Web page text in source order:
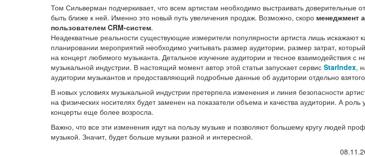
Том Сильверман подчеркивает, что всем артистам необходимо выстраивать доверительные
быть ближе к ней. Именно это новый путь увеличения продаж. Возможно, скоро менеджмент
пользователем CRM-систем.
Неадекватные реальности существующие измерители популярности артиста лишь искажают
планировании мероприятий необходимо учитывать размер аудитории, размер затрат,
на концерт любимого музыканта. Детальное изучение аудитории и тесное взаимодействия с
музыкальной индустрии. В настоящий момент автор этой статьи запускает сервис StarIndex,
аудитории музыкантов и предоставляющий подробные данные об аудитории отдельно
В новых условиях музыкальной индустрии претерпела изменения и линия безопасности
на физических носителях будет заменен на показатели объема и качества аудитории. А роль
концерты еще более возросла.
Важно, что все эти изменения идут на пользу музыке и позволяют большему кругу людей
музыкой. Значит, будет больше музыки разной и интересной.